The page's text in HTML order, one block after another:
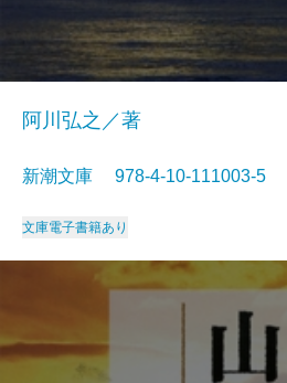
阿川弘之／著
新潮文庫 978-4-10-111003-5
文庫電子書籍あり